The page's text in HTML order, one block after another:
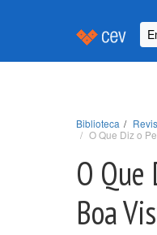
Biblioteca
O Que Diz o
O
Boa